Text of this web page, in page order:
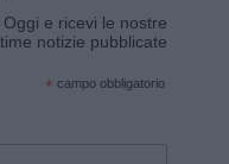
e ricevi le nostre
notizie pubblicate
* campo obbligatorio